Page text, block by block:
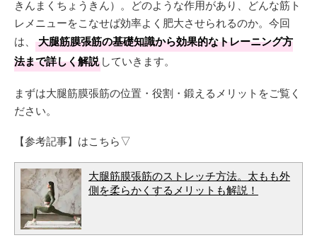
きんまくちょうきん）。どのような作用があり、どんな筋ト
レメニューをこなせば効率よく肥大させられるのか。今回
は、
大腿筋膜張筋の基礎知識から効果的なトレーニング方
法まで詳しく解説 していきます。
まずは大腿筋膜張筋の位置・役割・鍛えるメリットをご覧く
ださい。
【参考記事】はこちら▽
大腿筋膜張筋のストレッチ方法。太もも外
側を柔らかくするメリットも解説！